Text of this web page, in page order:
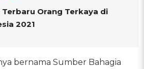
Orang Terkaya di
2021
bernama Sumber Bahagia